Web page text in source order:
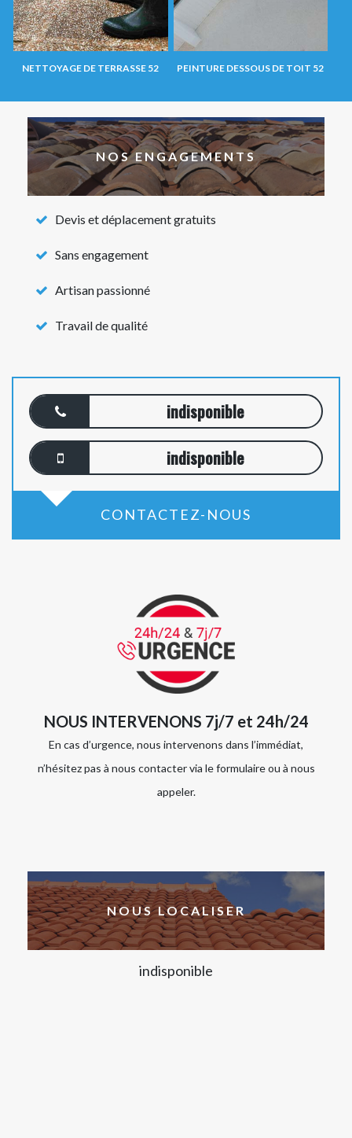
NETTOYAGE DE TERRASSE 52 PEINTURE DESSOUS DE TOIT 52
NOS ENGAGEMENTS
Devis et déplacement gratuits
Sans engagement
Artisan passionné
Travail de qualité
indisponible
indisponible
CONTACTEZ-NOUS
NOUS INTERVENONS 7j/7 et 24h/24
En cas d’urgence, nous intervenons dans l’immédiat,
n’hésitez pas à nous contacter via le formulaire ou à nous
appeler.
NOUS LOCALISER
indisponible